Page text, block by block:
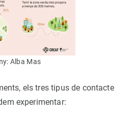
Alba Mas
els tres tipus de contacte
experimentar: